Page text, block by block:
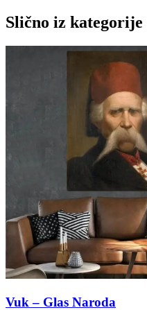
Slično iz kategorije
Vuk – Glas Naroda